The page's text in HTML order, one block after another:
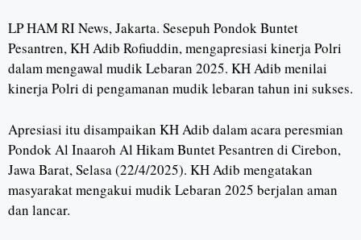
LP HAM RI News, Jakarta. Sesepuh Pondok Buntet
Pesantren, KH Adib Rofiuddin, mengapresiasi kinerja Polri
dalam mengawal mudik Lebaran 2025. KH Adib menilai
kinerja Polri di pengamanan mudik lebaran tahun ini sukses.
Apresiasi itu disampaikan KH Adib dalam acara peresmian
Pondok Al Inaaroh Al Hikam Buntet Pesantren di Cirebon,
Jawa Barat, Selasa (22/4/2025). KH Adib mengatakan
masyarakat mengakui mudik Lebaran 2025 berjalan aman
dan lancar.